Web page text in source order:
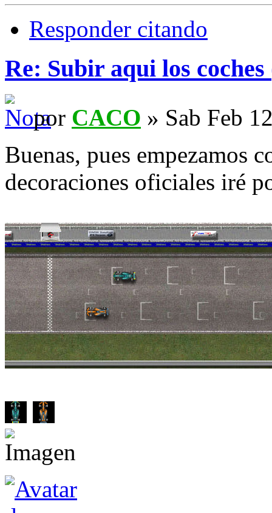
Responder citando
Re: Subir aqui los
por CACO » Sab Feb
Buenas, pues empezamos
decoraciones oficiales iré